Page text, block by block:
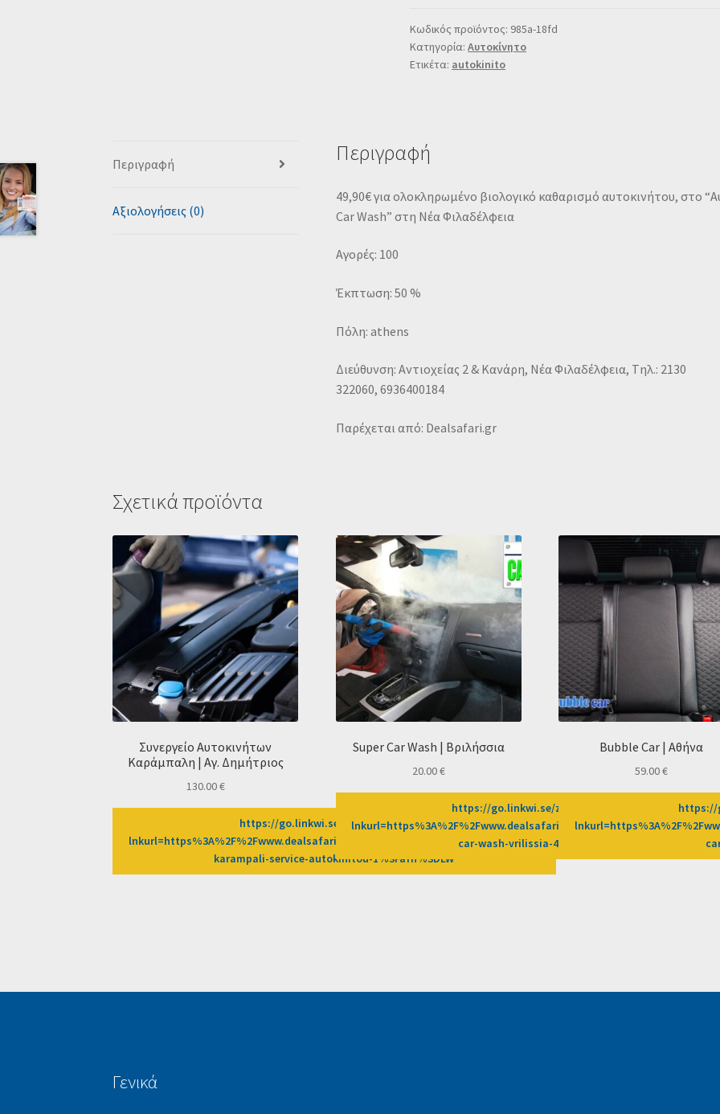
Κωδικός προϊόντος: 985a-18fd
Κατηγορία:Αυτοκίνητο
Ετικέτα: autokinito
Περιγραφή
Αξιολογήσεις (0)
Περιγραφή
49,90€ για ολοκληρωμένο βιολογικό καθαρισμό αυτοκινήτου, στο
Car Wash” στη Νέα Φιλαδέλφεια
Αγορές: 100
Έκπτωση: 50 %
Πόλη: athens
Διεύθυνση: Αντιοχείας 2 & Κανάρη, Nέα Φιλαδέλφεια, Tηλ.: 2130
322060, 6936400184
Παρέχεται από: Dealsafari.gr
Σχετικά προϊόντα
Συνεργείο Αυτοκινήτων
Καράμπαλη | Αγ. Δημήτριος
130.00€
https://go.linkwi.se/z/269-0/CD2589/?
lnkurl=https%3A%2F%2Fwww.dealsafari.gr%2Fprosfores%2Fdeal%2Fsunergeio-
karampali-service-autokinitou-1%3Fafn%3DLW
Super Car Wash | Βριλήσσια
20.00€
https://go.linkwi.se/z/269-0/CD2589/?
car-wash-vrilissia-4%3Fafn%3DLW
Bubble Car | Αθήνα
59.00€
https://
Γενικά